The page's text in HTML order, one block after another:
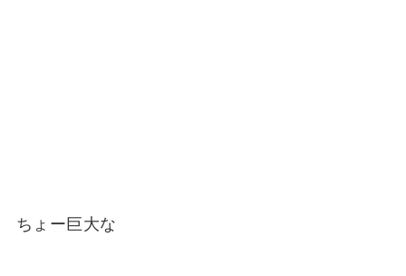
ちょー巨大な